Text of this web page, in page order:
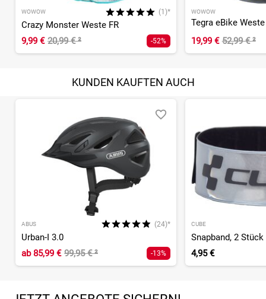
WOWOW (1)*
Crazy Monster Weste FR
9,99 € 20,99 €² -52%
WOWOW
Tegra eBike Weste
19,99 € 52,99 €²
KUNDEN KAUFTEN AUCH
ABUS (24)*
Urban-I 3.0
ab85,99 € 99,95 €² -13%
CUBE
Snapband, 2 Stück
4,95 €